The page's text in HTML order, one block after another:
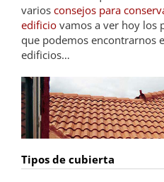
varios consejos para
edificiovamos a ver hoy los
que podemos encontrarnos
edificios…
Tipos de cubierta